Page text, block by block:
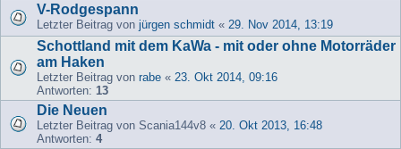
V-Rodgespann
Letzter Beitrag von jürgen schmidt « 29. Nov 2014, 13:19
Schottland mit dem KaWa - mit oder ohne Motorräder
am Haken
Letzter Beitrag von rabe « 23. Okt 2014, 09:16
Antworten: 13
Die Neuen
Letzter Beitrag von Scania144v8 « 20. Okt 2013, 16:48
Antworten: 4